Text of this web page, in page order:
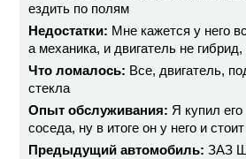
ездить по полям
Недостатки: Мне кажется у него
а механика, и двигатель не
Что ломалось: Все, двигатель,
стекла
Опыт обслуживания: Я купил
соседа, ну в итоге он у него и
Предыдущий автомобиль: ЗАЗ